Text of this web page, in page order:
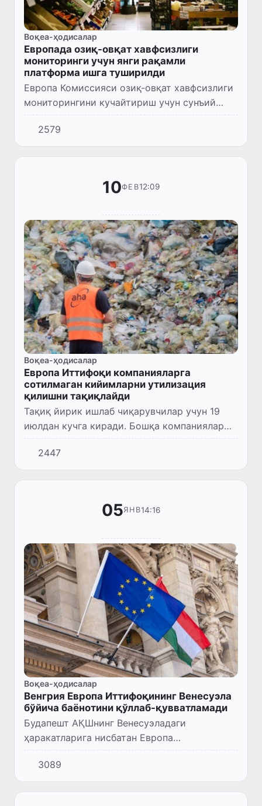
Воқеа-ҳодисалар
Европада озиқ-овқат хавфсизлиги
мониторинги учун янги рақамли
платформа ишга туширилди
Европа Комиссияси озиқ-овқат хавфсизлиги
мониторингини кучайтириш учун сунъий
интеллектга асосланган янги воситани ишга
туширди, деб хабар беради Euronews.
2579
10ФЕВ12:09
Воқеа-ҳодисалар
Европа Иттифоқи компанияларга
сотилмаган кийимларни утилизация
қилишни тақиқлайди
Тақиқ йирик ишлаб чиқарувчилар учун 19
июлдан кучга киради. Бошқа компаниялар
2030 йилга келиб сотилмаган кийимларни
утилизация қилишни тўхтатишлари шарт
бўлади.
2447
05ЯНВ14:16
Воқеа-ҳодисалар
Венгрия Европа Иттифоқининг Венесуэла
бўйича баёнотини қўллаб-қувватламади
Будапешт АҚШнинг Венесуэладаги
ҳаракатларига нисбатан Европа
Иттифоқининг умумий позициясини
тўсқинлик қилди.
3089